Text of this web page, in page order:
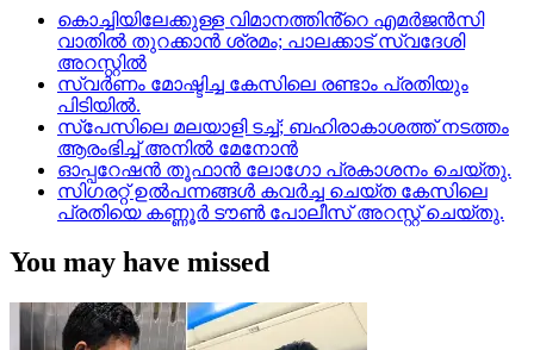
കൊച്ചിയിലേക്കുള്ള വിമാനത്തിൻ്റെ എമര്‍ജന്‍സി
വാതില്‍ തുറക്കാന്‍ ശ്രമം; പാലക്കാട് സ്വദേശി
അറസ്റ്റില്‍
സ്വർണം മോഷ്ടിച്ച കേസിലെ രണ്ടാം പ്രതിയും
പിടിയിൽ.
സ്‌പേസിലെ മലയാളി ടച്ച്; ബഹിരാകാശത്ത് നടത്തം
ആരംഭിച്ച് അനില്‍ മേനോന്‍
ഓപ്പറേഷൻ തൂഫാൻ ലോഗോ പ്രകാശനം ചെയ്തു.
സിഗരറ്റ് ഉൽപന്നങ്ങൾ കവർച്ച ചെയ്ത കേസിലെ
പ്രതിയെ കണ്ണൂർ ടൗൺ പോലീസ് അറസ്റ്റ് ചെയ്തു.
You may have missed